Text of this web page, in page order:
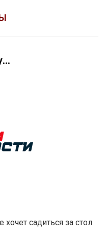
садиться за стол